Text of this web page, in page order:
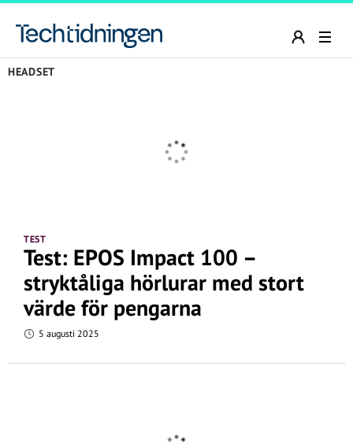
HEADSET
TEST
Test: EPOS Impact 100 –
stryktåliga hörlurar med stort
värde för pengarna
5 augusti 2025